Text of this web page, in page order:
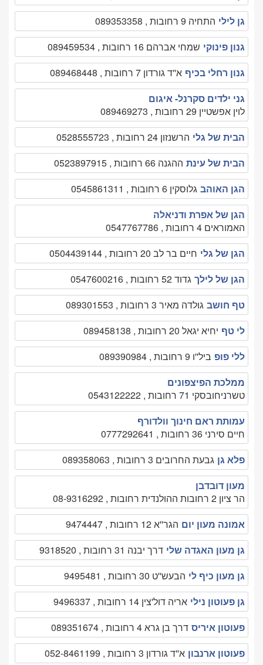
גן לילי התחיה 9 רחובות , 089353358
גנון פינוקי שמחי אברהם 16 רחובות , 089459534
גנון רחלי בכיף א''ד גורדון 7 רחובות , 089468448
גני ילדים סקרנל- איגום
לוין אפשטיין 29 רחובות , 089469273
הבית של גלי הרשנזון 24 רחובות , 0528555723
הבית של עינת ההגנה 66 רחובות , 0523897915
הגן האוהב גלוסקין 6 רחובות , 0545861311
הגן של אפרת ודניאלה
האמוראים 4 רחובות , 0547767786
הגן של גלי חיים בר לב 20 רחובות , 0504439144
הגן של לילך גדוד 52 רחובות , 0547600216
טף חושב גולדה מאיר 3 רחובות , 089301553
לי טף יחיא יגאל 20 רחובות , 089458138
ללי פופ ביל''ו 9 רחובות , 089390984
ממלכת הפיצפונים
טשרניחובסקי 71 רחובות , 0543122222
עמותת ראם חינוך וולדורף
חיים סירני 36 רחובות , 0777292641
פלא גן גבעת החרובים 3 רחובות , 089358063
מעון דובדבן
הר ציון 2 רחובות ההולנדית רחובות , 08-9316292
אמונה מעון יום הגר''א 12 רחובות , 9474447
גן מעון האגדה שלי דרך יבנה 31 רחובות , 9318520
גן מעון כיף לי הבעש''ט 30 רחובות , 9495481
גן פעוטון נילי אריה דול'צין 14 רחובות , 9496337
פעוטון איריס דרך בן גרא 4 רחובות , 089351674
פעוטון ארנבון א''ד גורדון 3 רחובות , 052-8461199